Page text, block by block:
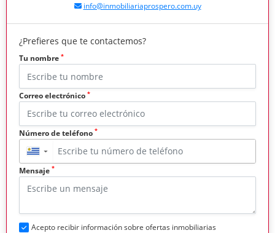
info@inmobiliariaprospero.com.uy
¿Prefieres que te contactemos?
Tu nombre *
Correo electrónico *
Número de teléfono *
▼
Mensaje *
Acepto recibir información sobre ofertas inmobiliarias